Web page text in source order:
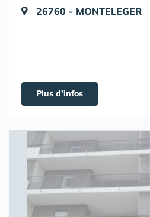
26760 - MONTELEGER
Plus d'infos